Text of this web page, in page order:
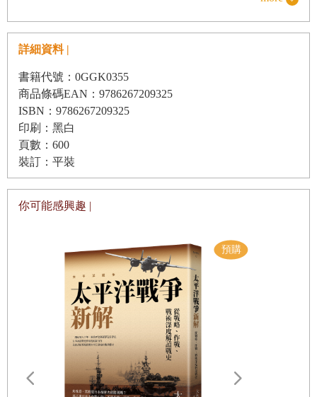
第四單元 穿梭於外來／在地、西方／東方、連續／斷裂光
譜的法律
10外來法vs.本土社會？法律移植作為法社會研究概念工具／
陳韻如
11情理法的融貫：傳統裁判理念的當代思辨／黃琴唐
12行動者、歷史制度論與法律變遷：以楊肇嘉與台灣地方自
治改革為例／陳柏良
第五單元 法律怎麼說，我們如何聽
社會中的「法律文件」：以離婚後之夫妻財產爭議為例／
噤聲與異聲：現代法律語言的不滿及其可能／容邵武
法意識的概念地圖：從認知模板出發，經由拆解文化圖式
到突破法律霸權／王曉丹
重要，在這個順從或抵抗法律的實踐過程中，人們體驗或使
用法律的法意識，究竟形成怎樣的關於平等與自由的意義建
構，又賦予人們何種挑戰既有權力的能動與
法意識研究，從最基本的認知出發，經由完整的法意識概念
地圖，拆解法律霸權的邏輯與建構，從而提出突破法律霸權
的關鍵。
法律實踐充斥於日常生活，不論是過馬路、買東西、辦公
事、談交易、繳稅款，都牽涉到法規，也都有可能引發糾
紛。合法與非法的界線無所不在。法意識
consciousness） 是指，日常生活中，人們遇到事件時，與法
律相關的所思所想，及衍生出來的態度和行為，主要集中在
合法與非法界線的默認、閃避與協商。這些思維與行動構成
了針對事件意義的法意識，當人們的法意識變得形式化、穩
詳細資料 |
書籍代號：0GGK0355
商品條碼EAN：9786267209325
ISBN：9786267209325
印刷：黑白
頁數：600
裝訂：平裝
你可能感興趣 |